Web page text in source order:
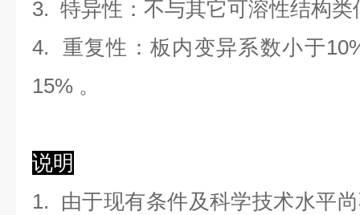
3. 特异性：不与其它可溶性结构类
4. 重复性：板内变异系数小于10
15% 。
说明
1. 由于现有条件及科学技术水平